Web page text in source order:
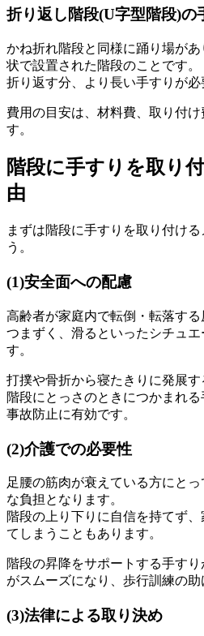
折り返し階段(U字型階段)の
かね折れ階段と同様に踊り場が
状で設置された階段のことです。
折り返す分、より長い手すりが必
費用の目安は、材料費、取り付け
す。
階段に手すりを取り
由
まずは階段に手すりを取り付け
う。
(1)安全面への配慮
高齢者が家庭内で転倒・転落す
つまずく、滑るといったシチュ
す。
打撲や骨折から寝たきりに発展す
階段にとっさのときにつかまれる
事故防止に有効です。
(2)介護での必要性
足腰の筋肉が衰えている方にと
な負担となります。
階段の上り下りに自信を持てず
てしまうこともあります。
階段の昇降をサポートする手す
がスムーズになり、歩行訓練の助
(3)法律による取り決め